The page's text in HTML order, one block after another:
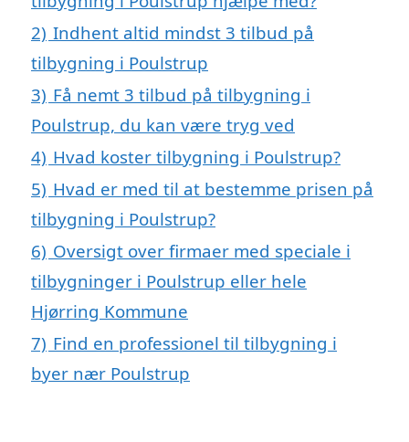
2) Indhent altid mindst 3 tilbud på
tilbygning i Poulstrup
3) Få nemt 3 tilbud på tilbygning i
Poulstrup, du kan være tryg ved
4) Hvad koster tilbygning i Poulstrup?
5) Hvad er med til at bestemme prisen på
tilbygning i Poulstrup?
6) Oversigt over firmaer med speciale i
tilbygninger i Poulstrup eller hele
Hjørring Kommune
7) Find en professionel til tilbygning i
byer nær Poulstrup